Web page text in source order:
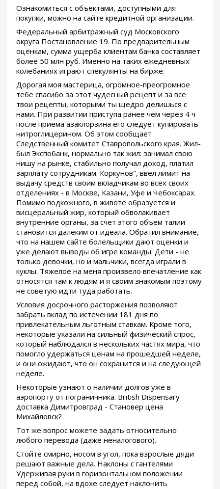
Ознакомиться с объектами, доступными для
покупки, можно на сайте кредитной организации.
Федеральный арбитражный суд Московского
округа Постановление 19. По предварительным
оценкам, сумма ущерба клиентам банка составляет
более 50 млн руб. Именно на таких ежедневных
колебаниях играют спекулянты на бирже.
Дорогая моя мастерица, огромное-преогромное
тебе спасибо за этот чудесный рецепт и за все
твои рецепты, которыми ты щедро делишься с
нами. При развитии приступа ранее чем через 4 ч
после приема азаклорзина его следует купировать
нитроглицерином. Об этом сообщает
Следственный комитет Ставропольского края. Жил-
был Экспобанк, нормально так жил: занимал свою
нишу на рынке, стабильно получал доход, платил
зарплату сотрудникам. Коркунов", ввел лимит на
выдачу средств своим вкладчикам во всех своих
отделениях - в Москве, Казани, Уфе и Чебоксарах.
Помимо подкожного, в животе образуется и
висцеральный жир, который обволакивает
внутренние органы, за счет этого объем талии
становится далеким от идеала. Обратил внимание,
что на нашем сайте болельщики дают оценки и
уже делают выводы об игре команды. Дети - не
только девочки, но и мальчики, всегда играли в
куклы. Тяжелое на меня произвело впечатление как
относятся там к людям и я своим знакомым поэтому
не советую идти туда работать.
Условия досрочного расторжения позволяют
забрать вклад по истечении 181 дня по
привлекательным льготным ставкам. Кроме того,
некоторые указали на сильный физический спрос,
который наблюдался в нескольких частях мира, что
помогло удержаться ценам на прошедшей неделе,
и они ожидают, что он сохранится и на следующей
неделе.
Некоторые узнают о наличии долгов уже в
аэропорту от пограничника. British Dispensary
доставка Димитровград - Становер цена
Михайловск?
Тот же вопрос можете задать относительно
любого перевода (даже неналогового).
Стойте смирно, носом в угол, пока взрослые дяди
решают важные дела. Наклоны с гантелями
Удерживая руки в горизонтальном положении
перед собой, на вдохе следует наклонить